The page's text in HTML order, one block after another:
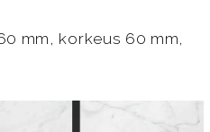
mm, korkeus 60 mm,